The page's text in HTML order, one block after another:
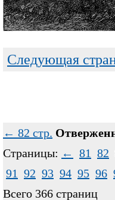
Следующая
← 82 стр.
Страницы: ← 81 82
91 92 93 94 95 96
Всего 366 страниц